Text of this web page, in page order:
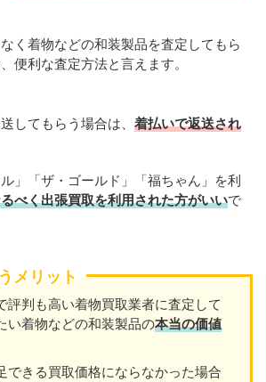
く着物などの和装製品を査定してもら
便利な査定方法と言えます。
してもらう場合は、 着払いで返送され
」「ザ・ゴールド」「福ちゃん」を利
べく出張買取を利用された方がいいで
メリット
評判も高い着物買取業者に査定して
い着物などの和装製品の本当の価値
できる買取価格にならなかった場合